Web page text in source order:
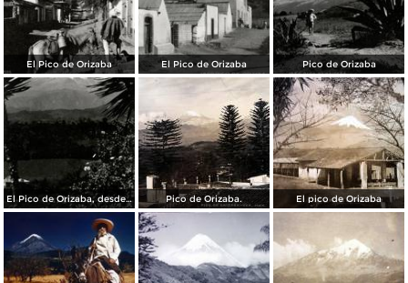
El Pico de Orizaba El Pico de Orizaba Pico de Orizaba
El Pico de Orizaba, desde Coscomatepec Pico de Orizaba. El pico de Orizaba